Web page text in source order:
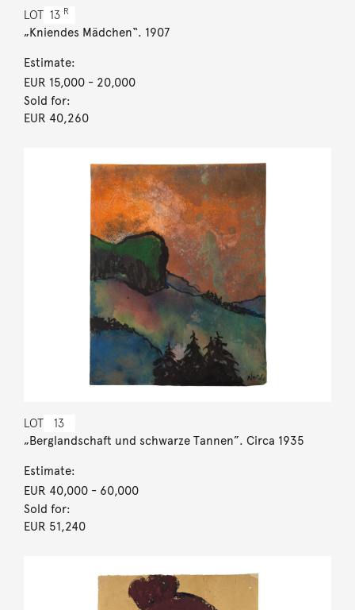
LOT 13 R
„Kniendes Mädchen“. 1907
Estimate:
EUR 15,000- 20,000
Sold for:
EUR 40,260
LOT 13
„Berglandschaft und schwarze Tannen”. Circa 1935
Estimate:
EUR 40,000- 60,000
Sold for:
EUR 51,240